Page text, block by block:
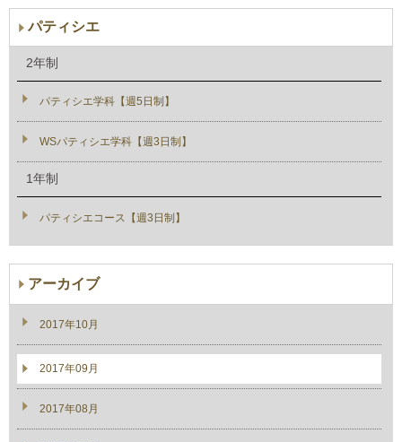
パティシエ
2年制
パティシエ学科【週5日制】
WSパティシエ学科【週3日制】
1年制
パティシエコース【週3日制】
アーカイブ
2017年10月
2017年09月
2017年08月